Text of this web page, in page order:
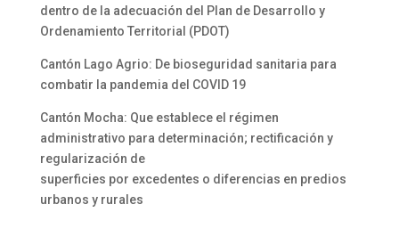
dentro de la adecuación del Plan de Desarrollo y
Ordenamiento Territorial (PDOT)
Cantón Lago Agrio: De bioseguridad sanitaria para
combatir la pandemia del COVID 19
Cantón Mocha: Que establece el régimen
administrativo para determinación; rectificación y
regularización de
superficies por excedentes o diferencias en predios
urbanos y rurales